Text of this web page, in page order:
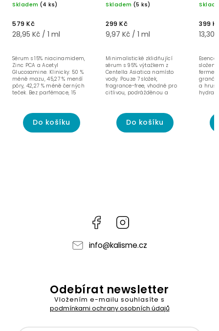
Skladem (4 ks)
579 Kč
28,95 Kč / 1 ml
Do košíku
Sérum s 15% niacinamidem,
Zinc PCA a Acetyl
Glucosamine. Klinicky: 50 %
méně mazu, 45,27 % menší
póry, 42,27 % méně černých
teček. Bez parfémace, 15
sérum - 30 ml
Skladem (5 ks)
299 Kč
9,97 Kč / 1 ml
Do košíku
Minimalistické zklidňující
sérum s 95% výtažkem z
Centella Asiatica namísto
vody. Pouze 7 složek,
fragrance-free, vhodné pro
citlivou, podrážděnou a
399
13,30
a
Facebook
info@kalisme.cz
Odebírat newsletter
Vložením e-mailu souhlasíte s
podmínkami ochrany osobních údajů